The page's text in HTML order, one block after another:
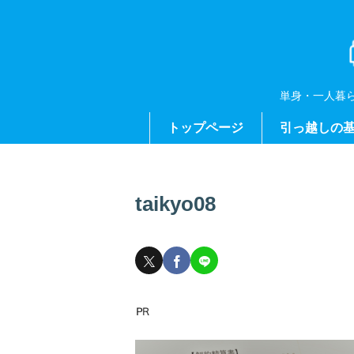
単身・一人暮
トップページ 引っ越しの
taikyo08